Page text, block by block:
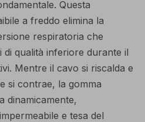
Questa
a freddo elimina la
respiratoria che
di qualità inferiore durante il
Mentre il cavo si riscalda e
si contrae, la gomma
dinamicamente,
e tesa del